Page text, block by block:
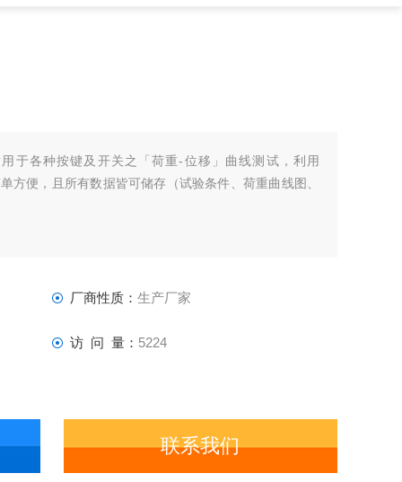
于各种按键及开关之「荷重-位移」曲线测试，利用
方便，且所有数据皆可储存（试验条件、荷重曲线图、
厂商性质： 生产厂家
访 问 量： 5224
联系我们